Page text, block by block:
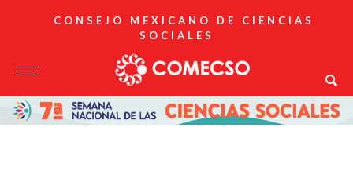
CONSEJO MEXICANO DE CIENCIAS
SOCIALES